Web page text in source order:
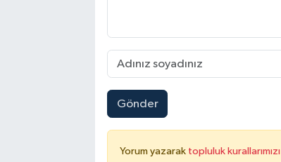
Gönder
Yorum yazarak topluluk kurallarımızı